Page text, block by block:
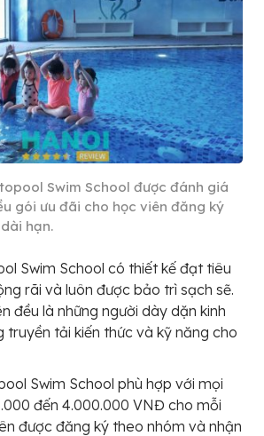
Swim School được đánh giá
gói ưu đãi cho học viên đăng ký
hạn.
Swim School có thiết kế đạt tiêu
rãi và luôn được bảo trì sạch sẽ.
đều là những người dày dặn kinh
truyền tải kiến thức và kỹ năng cho
Swim School phù hợp với mọi
đến 4.000.000 VNĐ cho mỗi
được đăng ký theo nhóm và nhận